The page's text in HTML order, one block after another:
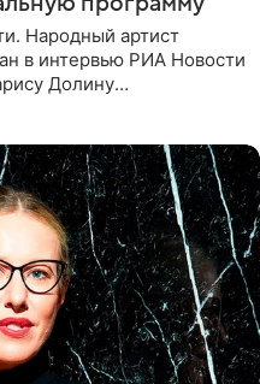
Народный артист
в интервью РИА Новости
Долину